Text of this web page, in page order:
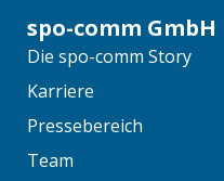
spo-comm GmbH
Die spo-comm Story
Karriere
Pressebereich
Team